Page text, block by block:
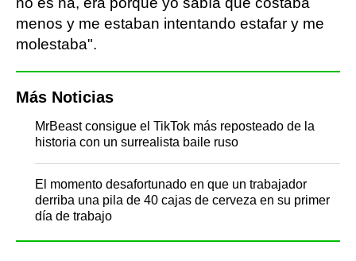
menos y me estaban intentando estafar y me
molestaba".
Más Noticias
MrBeast consigue el TikTok más reposteado de la
historia con un surrealista baile ruso
El momento desafortunado en que un trabajador
derriba una pila de 40 cajas de cerveza en su primer
día de trabajo